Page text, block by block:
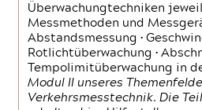
Überwachungtechniken
Messmethoden und
Abstandsmessung •
Rotlichtüberwachung •
Tempolimitüberwachung in
Modul II unseres
Verkehrsmesstechnik. Die